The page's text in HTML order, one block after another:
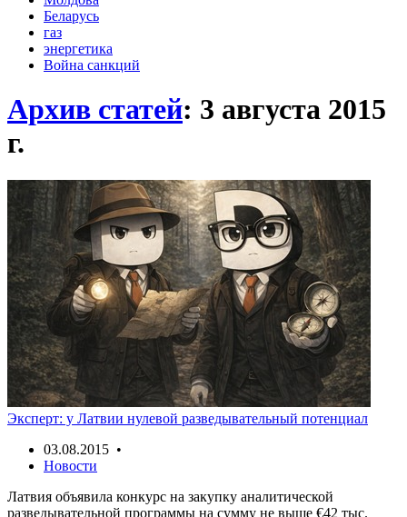
Беларусь
газ
энергетика
Война санкций
Архив статей: 3 августа 2015
г.
Эксперт: у Латвии нулевой разведывательный потенциал
03.08.2015 •
Новости
Латвия объявила конкурс на закупку аналитической
разведывательной программы на сумму не выше €42 тыс.